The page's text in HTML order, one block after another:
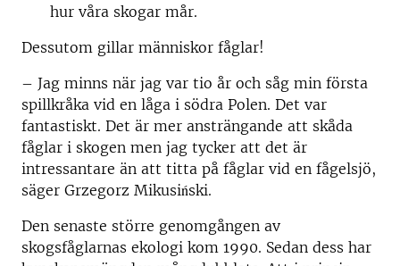
hur våra skogar mår.
Dessutom gillar människor fåglar!
– Jag minns när jag var tio år och såg min första
spillkråka vid en låga i södra Polen. Det var
fantastiskt. Det är mer ansträngande att skåda
fåglar i skogen men jag tycker att det är
intressantare än att titta på fåglar vid en fågelsjö,
säger Grzegorz Mikusiński.
Den senaste större genomgången av
skogsfåglarnas ekologi kom 1990. Sedan dess har